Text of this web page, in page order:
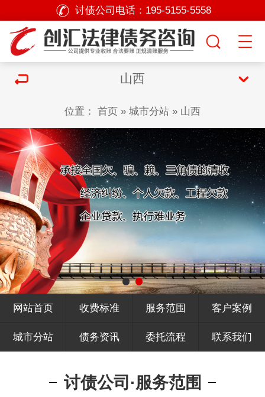
讨债公司电话： 195-5155-5558
山西
位置： 首页 » 城市分站 » 山西
网站首页 收费标准 服务范围 客户案例
城市分站 债务资讯 委托流程 联系我们
讨债公司·服务范围